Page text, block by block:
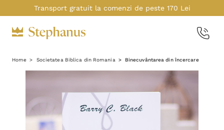
Transport gratuit la comenzi de peste 170 Lei
Home Societatea Biblica din Romania Binecuvântarea din încercare